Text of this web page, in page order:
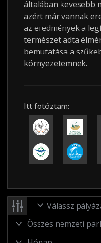
általában kevesebb
azért már vannak
az eredmények a
természet adta
bemutatása a
környezetemnek.
Itt fotóztam:
Válassz